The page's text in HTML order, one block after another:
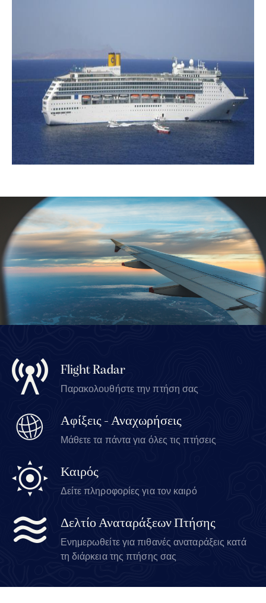
Flight Radar
Παρακολουθήστε την πτήση σας
Αφίξεις - Αναχωρήσεις
Μάθετε τα πάντα για όλες τις πτήσεις
Καιρός
Δείτε πληροφορίες για τον καιρό
Δελτίο Αναταράξεων Πτήσης
Ενημερωθείτε για πιθανές αναταράξεις κατά
τη διάρκεια της πτήσης σας